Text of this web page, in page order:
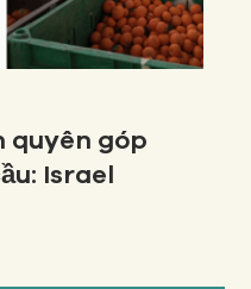
quyên góp
Israel